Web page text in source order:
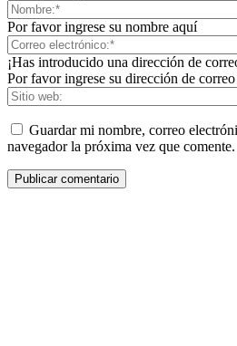
Por favor ingrese su nombre aquí
¡Has introducido una dirección de
Por favor ingrese su dirección de
Guardar mi nombre, correo
navegador la próxima vez que comente.